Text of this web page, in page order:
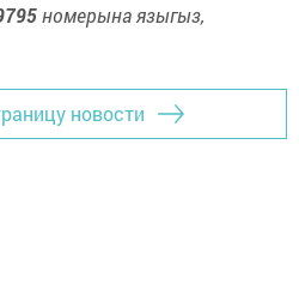
номерына языгыз,
новости